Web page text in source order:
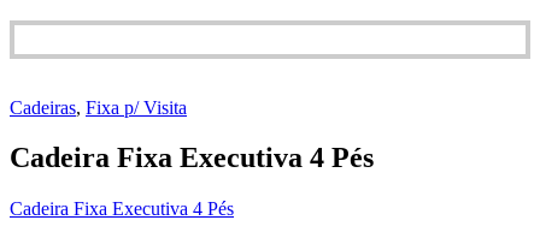
Cadeiras, Fixa p/ Visita
Cadeira Fixa Executiva 4 Pés
Cadeira Fixa Executiva 4 Pés